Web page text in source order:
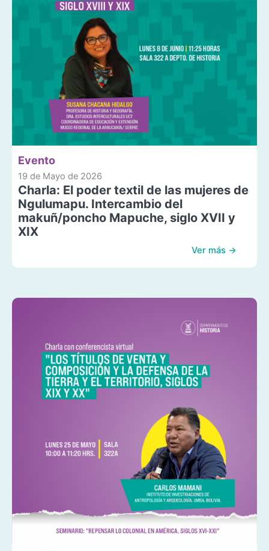
Evento
19 de Mayo de 2026
Charla: El poder textil de las mujeres de
Ngulumapu. Intercambio del
makuñ/poncho Mapuche, siglo XVII y
XIX
Ver más →